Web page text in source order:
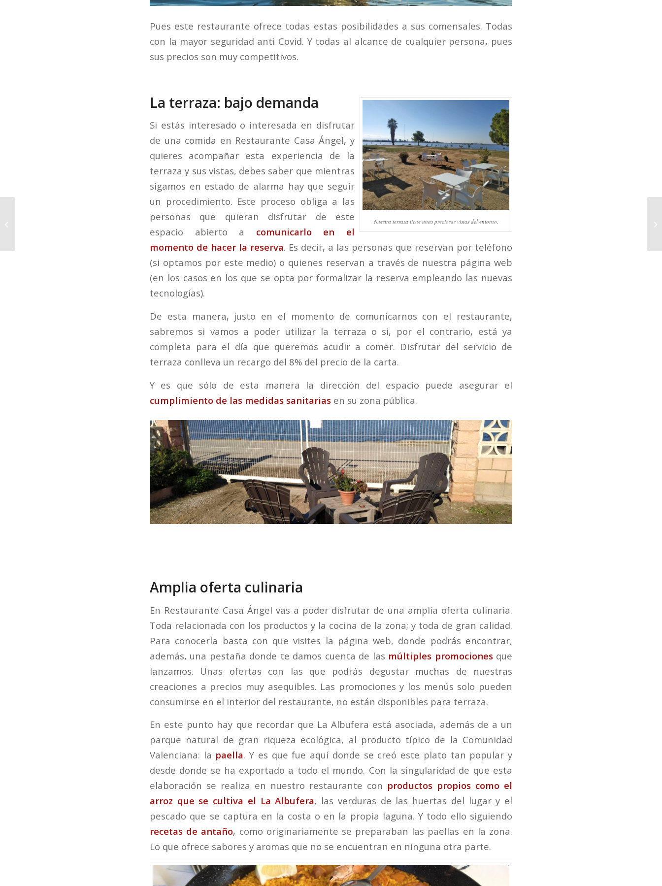
Pues este restaurante ofrece todas estas posibilidades a sus comensales. Todas
con la mayor seguridad anti Covid. Y todas al alcance de cualquier persona, pues
sus precios son muy competitivos.
Nuestra terraza tiene unas preciosas vistas del entorno.
La terraza: bajo demanda
Si estás interesado o interesada en disfrutar
de una comida en Restaurante Casa Ángel, y
quieres acompañar esta experiencia de la
terraza y sus vistas, debes saber que mientras
sigamos en estado de alarma hay que seguir
un procedimiento. Este proceso obliga a las
personas que quieran disfrutar de este
espacio abierto a comunicarlo en el
momento de hacer la reserva. Es decir, a las personas que reservan por teléfono
(si optamos por este medio) o quienes reservan a través de nuestra página web
(en los casos en los que se opta por formalizar la reserva empleando las nuevas
tecnologías).
De esta manera, justo en el momento de comunicarnos con el restaurante,
sabremos si vamos a poder utilizar la terraza o si, por el contrario, está ya
completa para el día que queremos acudir a comer. Disfrutar del servicio de
terraza conlleva un recargo del 8% del precio de la carta.
Y es que sólo de esta manera la dirección del espacio puede asegurar el
cumplimiento de las medidas sanitarias en su zona pública.
Amplia oferta culinaria
En Restaurante Casa Ángel vas a poder disfrutar de una amplia oferta culinaria.
Toda relacionada con los productos y la cocina de la zona; y toda de gran calidad.
Para conocerla basta con que visites la página web, donde podrás encontrar,
además, una pestaña donde te damos cuenta de las múltiples promocionesque
lanzamos. Unas ofertas con las que podrás degustar muchas de nuestras
creaciones a precios muy asequibles. Las promociones y los menús solo pueden
consumirse en el interior del restaurante, no están disponibles para terraza.
En este punto hay que recordar que La Albufera está asociada, además de a un
parque natural de gran riqueza ecológica, al producto típico de la Comunidad
Valenciana: la paella. Y es que fue aquí donde se creó este plato tan popular y
desde donde se ha exportado a todo el mundo. Con la singularidad de que esta
elaboración se realiza en nuestro restaurante con productos propios como el
arroz que se cultiva el La Albufera, las verduras de las huertas del lugar y el
pescado que se captura en la costa o en la propia laguna. Y todo ello siguiendo
recetas de antaño, como originariamente se preparaban las paellas en la zona.
Lo que ofrece sabores y aromas que no se encuentran en ninguna otra parte.